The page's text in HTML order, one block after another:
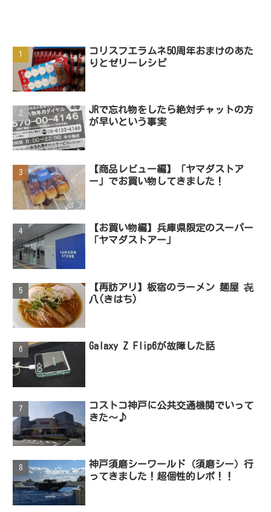
コリスフエラムネ50周年おまけのあた
りとゼリーレシピ
JRで忘れ物をしたら絶対チャットの方
が早いという事実
【商品レビュー編】「ヤマダストア
ー」でお買い物してきました！
【お買い物編】兵庫県限定のスーパー
「ヤマダストアー」
【再訪アリ】板宿のラーメン 麺屋 㐂
八(きはち)
Galaxy Z Flip6が故障した話
コストコ神戸に公共交通機関でいって
きた～♪
神戸須磨シーワールド（須磨シー）行
ってきました！超個性的レポ！！